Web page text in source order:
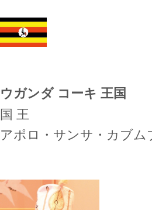
ウガンダ コーキ 王国
国 王
アポロ・サンサ・カブム